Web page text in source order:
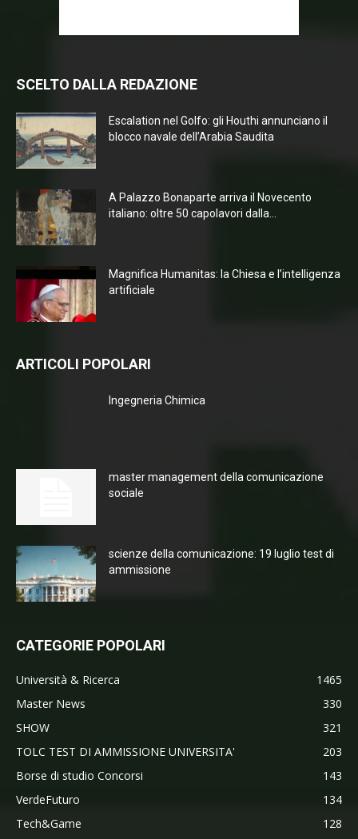
SCELTO DALLA REDAZIONE
Escalation nel Golfo: gli Houthi annunciano il
blocco navale dell’Arabia Saudita
A Palazzo Bonaparte arriva il Novecento
italiano: oltre 50 capolavori dalla...
Magnifica Humanitas: la Chiesa e l’intelligenza
artificiale
ARTICOLI POPOLARI
Ingegneria Chimica
master management della comunicazione
sociale
scienze della comunicazione: 19 luglio test di
ammissione
CATEGORIE POPOLARI
Università & Ricerca
1465
Master News
330
SHOW
321
TOLC TEST DI AMMISSIONE UNIVERSITA'
203
Borse di studio Concorsi
143
VerdeFuturo
134
Tech&Game
128